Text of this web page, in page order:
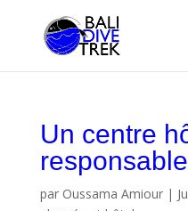
Un centre
responsable
par Oussama Amiour|